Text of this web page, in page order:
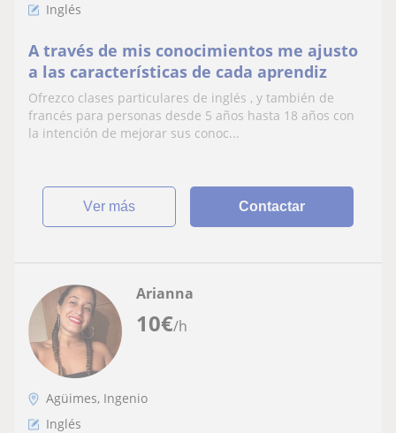
Inglés
A través de mis conocimientos me ajusto
a las características de cada aprendiz
Ofrezco clases particulares de inglés , y también de
francés para personas desde 5 años hasta 18 años con
la intención de mejorar sus conoc...
ver más Contactar
10€/h
Arianna
Agüimes, Ingenio
Inglés